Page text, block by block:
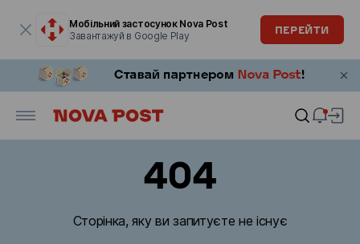
Мобільний застосунок Nova Post
Завантажуй в Google Play
ПЕРЕЙТИ
404
Сторінка, яку ви запитуєте не існує